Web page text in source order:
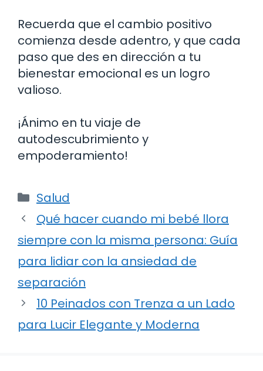
Recuerda que el cambio positivo
comienza desde adentro, y que cada
paso que des en dirección a tu
bienestar emocional es un logro
valioso.
¡Ánimo en tu viaje de
autodescubrimiento y
empoderamiento!
Categorías
Salud
Qué hacer cuando mi bebé llora
siempre con la misma persona: Guía
para lidiar con la ansiedad de
separación
10 Peinados con Trenza a un Lado
para Lucir Elegante y Moderna